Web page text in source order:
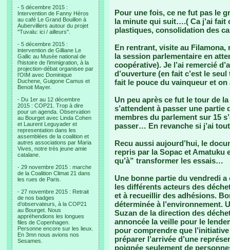
- 5 décembre 2015 :
Intervention de Fanny Héros
au café Le Grand Bouillon à
Aubervilliers autour du projet
"Tuvalu: ici / ailleurs".
- 5 décembre 2015 :
intervention de Gilliane Le
Gallic au Musée national de
l’histoire de l’immigration, à la
projection-débat organisee par
l’OIM avec Dominique
Duchene, Guigone Camus et
Benoit Mayer.
- Du 1er au 12 décembre
2015 : COP21. Trop à dire
pour un agenda. Observation
au Bourget avec Linda Cohen
et Laurent Leguyader et
representation dans les
assemblées de la coalition et
autres associations par Maria
Vives, notre très jeune amie
catalane.
- 29 novembre 2015 : marche
de la Coalition Climat 21 dans
les rues de Paris.
- 27 novembre 2015 : Retrait
de nos badges
d’observateurs, à la COP21
au Bourget. Nous
appréhendions les longues
files de Copenhagen.
Personne encore sur les lieux.
En 3mn nous avions nos
Sesames.
Pour une fois, ce ne fut pas le
la minute qui suit….( Ca j’ai
plastiques, consolidation des
En rentrant, visite au
la session parlementaire en
coopérative). Je l’ai remercié
d’ouverture (en fait c’est le
fait le pouce du vainqueur et
Un peu après ce fut le tour de
s’attendent à passer une partie
membres du parlement sur 15
passer… En revanche si j’ai
Recu aussi aujourd’hui, le
repris par la Sopac et Amatuku
qu’à” transformer les essais…
Une bonne partie du vendredi
les différents acteurs des
et à recueillir des adhésions.
déterminée à l’environnement.
Suzan de la direction des
annoncée la veille pour le
pour comprendre que
préparer l’arrivée d’une
poignée seulement de